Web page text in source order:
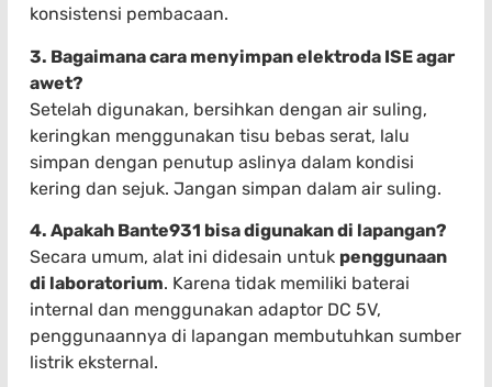
konsistensi pembacaan.
3. Bagaimana cara menyimpan elektroda ISE agar
awet?
Setelah digunakan, bersihkan dengan air suling,
keringkan menggunakan tisu bebas serat, lalu
simpan dengan penutup aslinya dalam kondisi
kering dan sejuk. Jangan simpan dalam air suling.
4. Apakah Bante931 bisa digunakan di lapangan?
Secara umum, alat ini didesain untuk penggunaan
di laboratorium. Karena tidak memiliki baterai
internal dan menggunakan adaptor DC 5V,
penggunaannya di lapangan membutuhkan sumber
listrik eksternal.